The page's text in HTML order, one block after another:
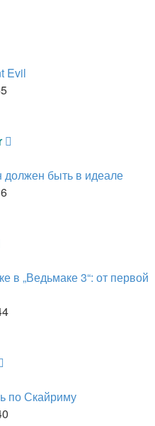
Evil
быть в идеале
в „Ведьмаке 3“: от первой
по Скайриму